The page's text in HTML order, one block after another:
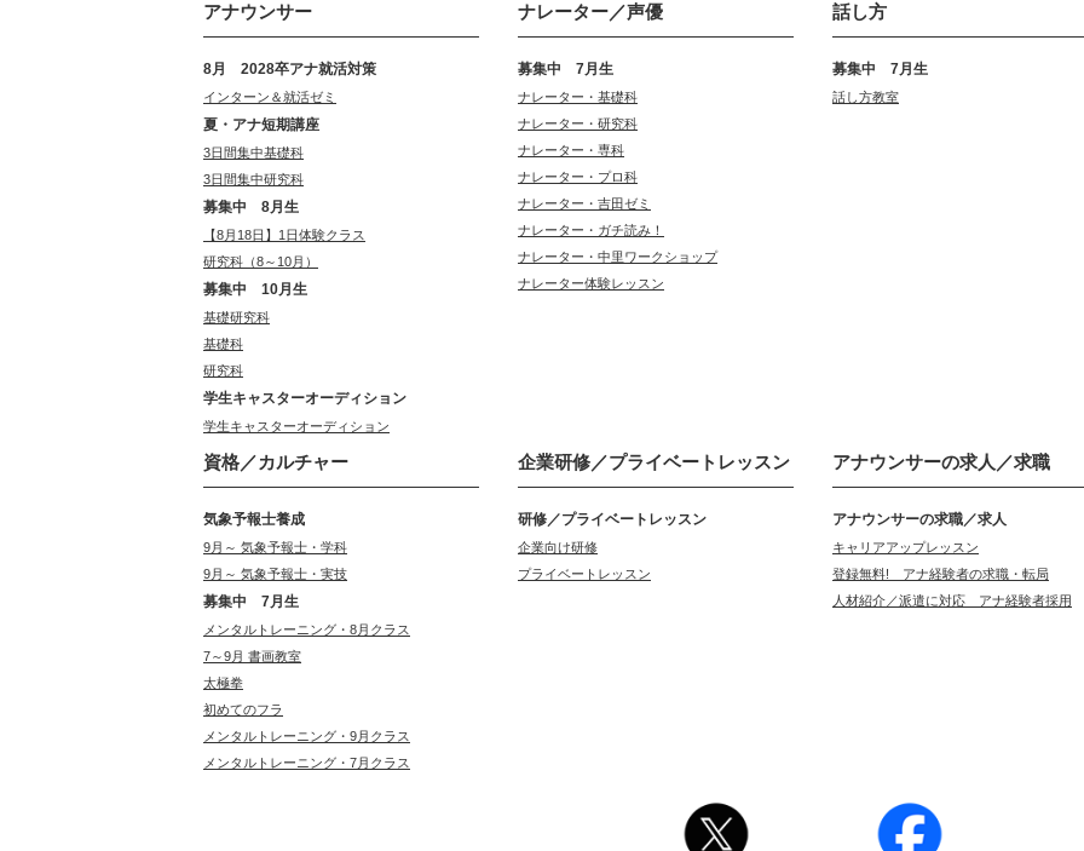
アナウンサー
8月 2028卒アナ就活対策
インターン＆就活ゼミ
夏・アナ短期講座
3日間集中基礎科
3日間集中研究科
募集中 8月生
【8月18日】1日体験クラス
研究科（8～10月）
募集中 10月生
基礎研究科
基礎科
研究科
学生キャスターオーディション
学生キャスターオーディション
ナレーター／声優
募集中 7月生
ナレーター・基礎科
ナレーター・研究科
ナレーター・専科
ナレーター・プロ科
ナレーター・吉田ゼミ
ナレーター・ガチ読み！
ナレーター・中里ワークショップ
ナレーター体験レッスン
話し方
募集中 7月生
話し方教室
資格／カルチャー
気象予報士養成
9月～ 気象予報士・学科
9月～ 気象予報士・実技
募集中 7月生
メンタルトレーニング・8月クラス
7～9月 書画教室
太極拳
初めてのフラ
メンタルトレーニング・9月クラス
メンタルトレーニング・7月クラス
企業研修／プライベートレッスン
研修／プライベートレッスン
企業向け研修
プライベートレッスン
アナウンサーの求人／求職
アナウンサーの求職／求人
キャリアアップレッスン
登録無料! アナ経験者の求職・転局
人材紹介／派遣に対応 アナ経験者採用